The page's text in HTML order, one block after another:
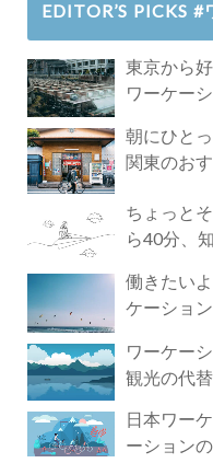
EDITOR’S PICKS
東京から
ワーケー
朝にひと
関東のお
ちょっと
ら40分、
働きたい
ケーショ
ワーケー
観光の代
日本ワー
ーション